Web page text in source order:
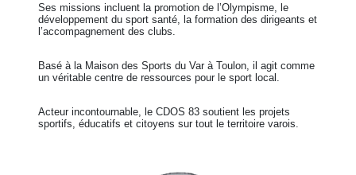
Ses missions incluent la promotion de l’Olympisme, le
développement du sport santé, la formation des dirigeants et
l’accompagnement des clubs.
Basé à la Maison des Sports du Var à Toulon, il agit comme
un véritable centre de ressources pour le sport local.
Acteur incontournable, le CDOS 83 soutient les projets
sportifs, éducatifs et citoyens sur tout le territoire varois.